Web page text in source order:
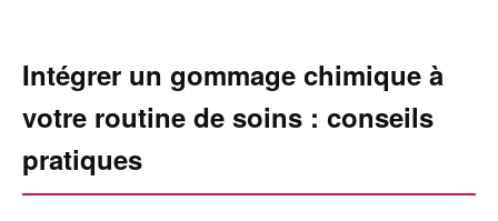
Intégrer un gommage chimique à
votre routine de soins : conseils
pratiques